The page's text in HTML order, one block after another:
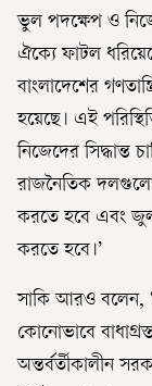
ভুল পদক্ষেপ ও
ঐক্যে ফাটল
বাংলাদেশের
হয়েছে। এই
নিজেদের সিদ্ধান্ত
রাজনৈতিক
করতে হবে এবং
করতে হবে।’
সাকি আরও বলেন,
কোনোভাবে
অন্তর্বর্তীকালীন